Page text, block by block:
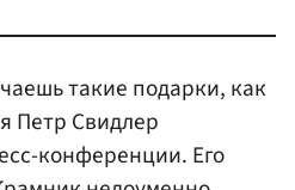
такие подарки, как
Петр Свидлер
конференции. Его